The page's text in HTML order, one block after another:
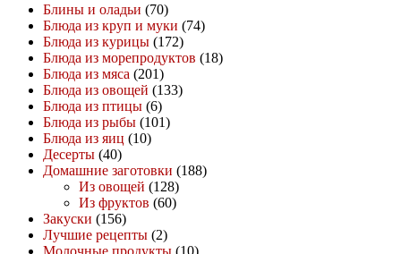
Блины и оладьи (70)
Блюда из круп и муки (74)
Блюда из курицы (172)
Блюда из морепродуктов (18)
Блюда из мяса (201)
Блюда из овощей (133)
Блюда из птицы (6)
Блюда из рыбы (101)
Блюда из яиц (10)
Десерты (40)
Домашние заготовки (188)
Из овощей (128)
Из фруктов (60)
Закуски (156)
Лучшие рецепты (2)
Молочные продукты (10)